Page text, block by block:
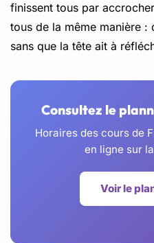
finissent tous par
tous de la même manière :
sans que la tête ait à
Consultez le
Horaires des cours de
en ligne sur
Voir le